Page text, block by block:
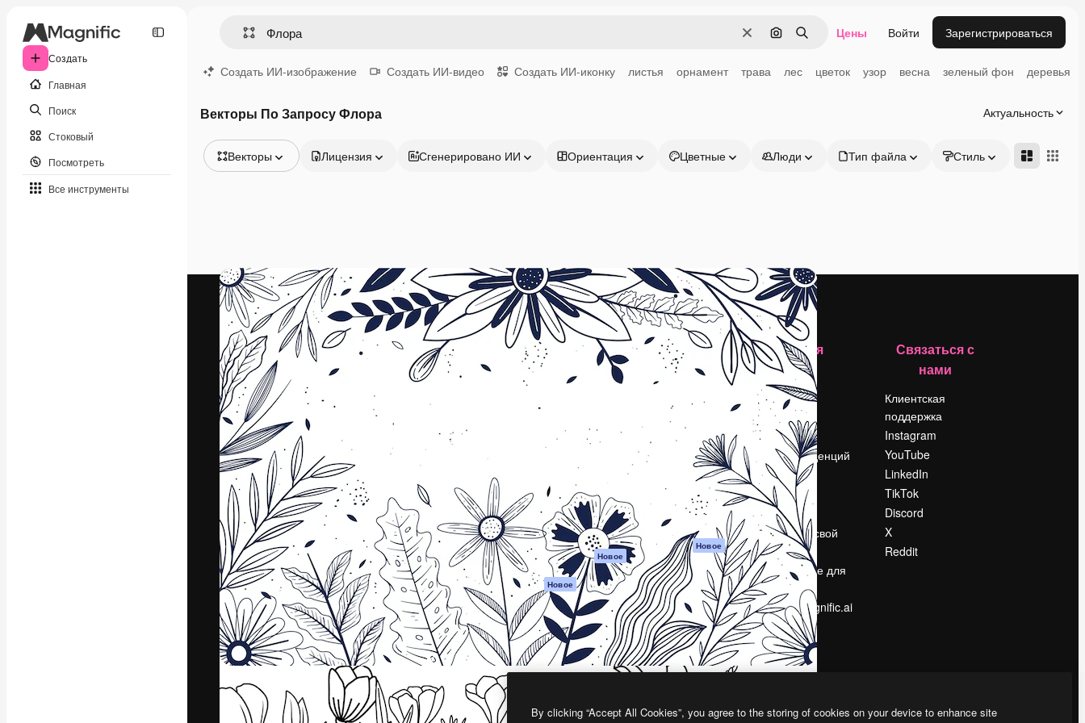
Создать
Главная
Поиск
Стоковый
Посмотреть
Все инструменты
ОчиститьПоиск по изображению
Поиск Цены Войти Зарегистрироваться
Создать ИИ-изображение Создать ИИ-видео Создать ИИ-иконку листья орнамент трава лес цветок узор весна зеленый фон деревья
Векторы По Запросу Флора Актуальность
Векторы
Видео
Видеоролик
Моушн-дизайн
Видеошаблоны
Иконки
3D-модели
Шрифты
Лицензия Сгенерировано ИИ Ориентация Цветные Люди Тип файла Стиль Адвансд
Креативная платформа для создания
ваших лучших работ. Более 1 миллиона
подписчиков среди креаторов,
предприятий, агентств и студий.
Продукция
Spaces
изображений ИИ
Генератор голоса
на основе ИИ
Стоковый контент
MCP для
Claude/ChatGPT
Новое
Агенты Новое
API
Мобильное
приложение
Все инструменты
Magnific
Начать
Academy
Документация по
поддержки
положения
Политика
конфиденциальности
Оригиналы Новое
Политика файлов
cookie
Центр доверия
Партнеры
Предприятие
Компания
Цены
О нас
Reviews
Вакансии
Поиск тенденций
Блог
События
Slidesgo
Продайте свой
контент
Помещение для
прессы
Ищете magnific.ai
Связаться с
нами
Клиентская
поддержка
Instagram
YouTube
LinkedIn
TikTok
Discord
X
Reddit
By clicking “Accept All Cookies”, you agree to the storing of cookies on your device to enhance site